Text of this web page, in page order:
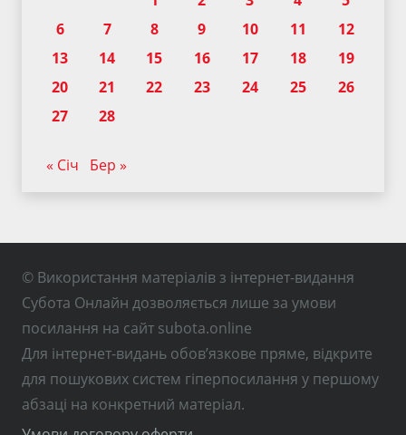
6
7 8 9 10 11
12
13
14 15 16 17 18
19
20
21 22 23 24 25
26
27
28
« Січ Бер »
© Використання матеріалів з інтернет-видання
Субота Онлайн дозволяється лише за умови
посилання на сайт subota.online
Для інтернет-видань обов’язкове пряме, відкрите
для пошукових систем гіперпосилання у першому
абзаці на конкретний матеріал.